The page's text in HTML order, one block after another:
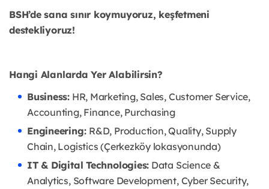
BSH’de sana sınır koymuyoruz, keşfetmeni
destekliyoruz!
Hangi Alanlarda Yer Alabilirsin?
Business:HR, Marketing, Sales, Customer Service,
Accounting, Finance, Purchasing
Engineering: R&D, Production, Quality, Supply
Chain, Logistics (Çerkezköy lokasyonunda)
IT & Digital Technologies: Data Science &
Analytics, Software Development, Cyber Security,